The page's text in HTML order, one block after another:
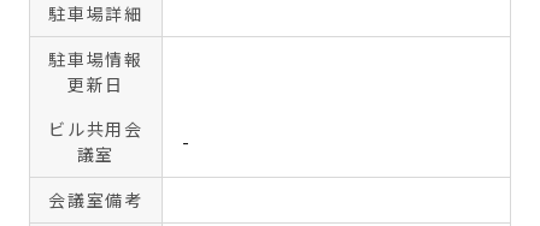
駐車場詳細
駐車場情報
更新日
ビル共用会
議室
-
会議室備考